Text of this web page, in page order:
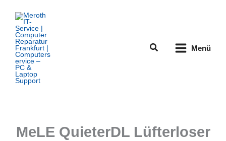
Inhalt
springen
Suchen Menü
MeLE QuieterDL Lüfterloser